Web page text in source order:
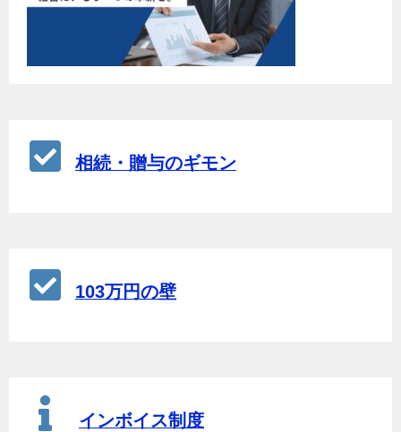
相続・贈与のギモン
103万円の壁
インボイス制度